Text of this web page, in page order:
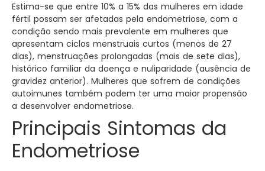
Estima-se que entre 10% a 15% das mulheres em idade
fértil possam ser afetadas pela endometriose, com a
condição sendo mais prevalente em mulheres que
apresentam ciclos menstruais curtos (menos de 27
dias), menstruações prolongadas (mais de sete dias),
histórico familiar da doença e nuliparidade (ausência de
gravidez anterior). Mulheres que sofrem de condições
autoimunes também podem ter uma maior propensão
a desenvolver endometriose.
Principais Sintomas da
Endometriose